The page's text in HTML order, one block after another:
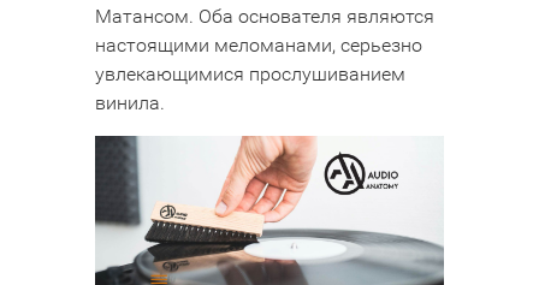
Матансом. Оба основателя являются
настоящими меломанами, серьезно
увлекающимися прослушиванием
винила.